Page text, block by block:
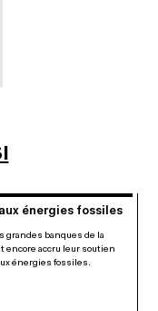
énergies fossiles
grandes banques de la
encore accru leur soutien
énergies fossiles.